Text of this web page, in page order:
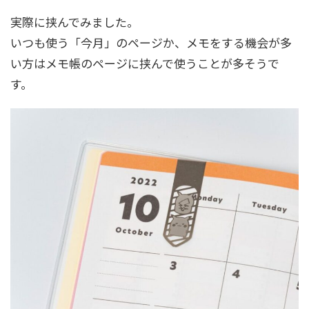
実際に挟んでみました。
いつも使う「今月」のページか、メモをする機会が多
い方はメモ帳のページに挟んで使うことが多そうで
す。